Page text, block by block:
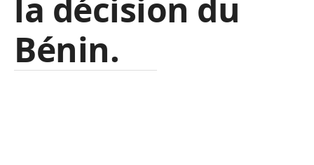
la décision du
Bénin.